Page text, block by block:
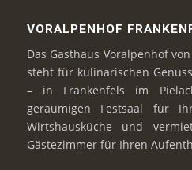
VORALPENHOF
Das Gasthaus Voralpenhof
steht für kulinarischen
– in Frankenfels im
geräumigen Festsaal für
Wirtshausküche und
Gästezimmer für Ihren